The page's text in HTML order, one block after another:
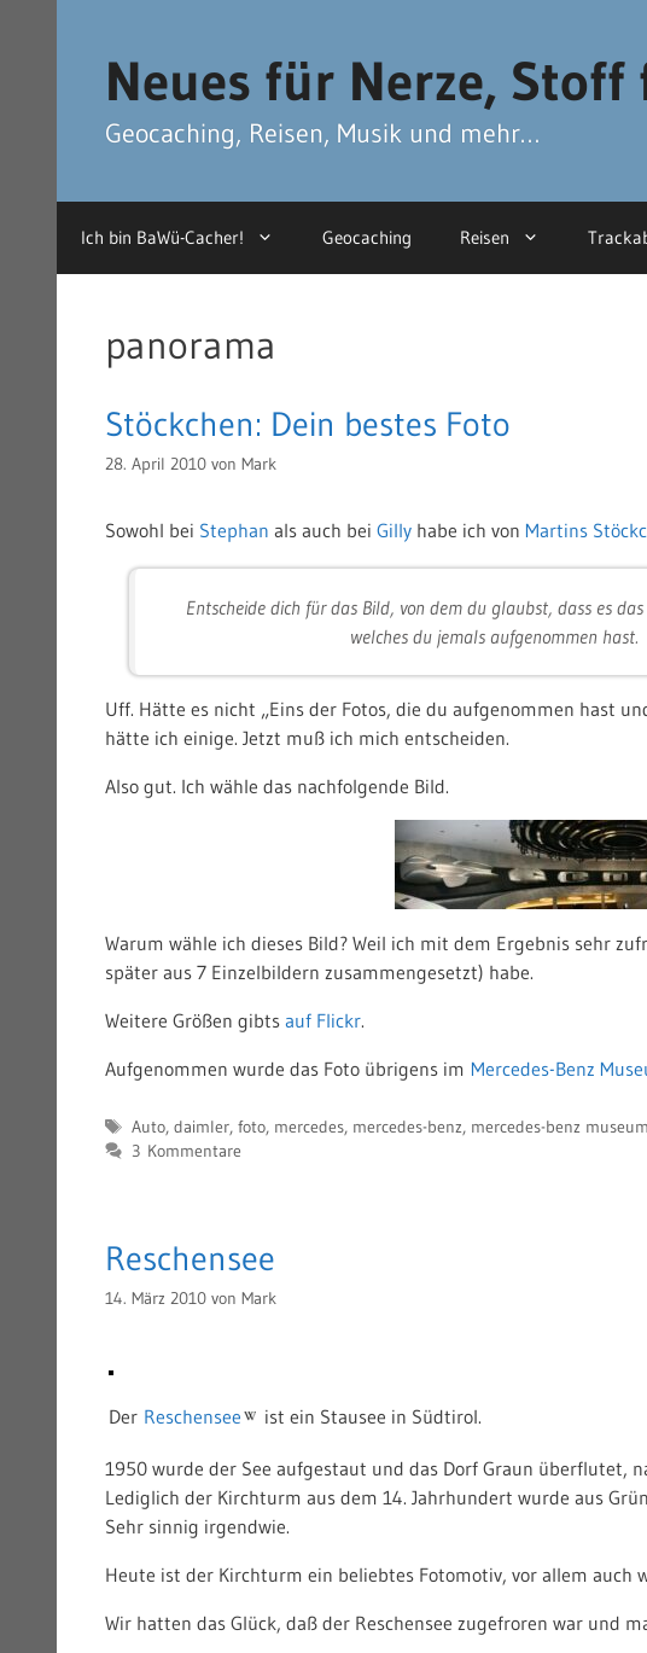
Neues für Nerze,
Geocaching, Reisen, Musik und mehr…
Ich bin BaWü-Cacher! Geocaching Reisen
panorama
Stöckchen: Dein bestes Foto
28. April 2010 von Mark
Sowohl bei Stephan als auch bei Gilly habe ich von Martins
Entscheide dich für das Bild, von dem du glaubst, dass es
welches du jemals aufgenommen hast.
Uff. Hätte es nicht „Eins der Fotos, die du aufgenommen hast
hätte ich einige. Jetzt muß ich mich entscheiden.
Also gut. Ich wähle das nachfolgende Bild.
Warum wähle ich dieses Bild? Weil ich mit dem Ergebnis sehr
später aus 7 Einzelbildern zusammengesetzt) habe.
Weitere Größen gibts auf Flickr.
Aufgenommen wurde das Foto übrigens im Mercedes-Benz
Schlagwörter
Auto, daimler, foto, mercedes, mercedes-benz, mercedes-benz museum
3 Kommentare
Reschensee
14. März 2010 von Mark
Der Reschensee ist ein Stausee in Südtirol.
1950 wurde der See aufgestaut und das Dorf Graun überflutet,
Lediglich der Kirchturm aus dem 14. Jahrhundert wurde aus
Sehr sinnig irgendwie.
Heute ist der Kirchturm ein beliebtes Fotomotiv, vor allem auch
Wir hatten das Glück, daß der Reschensee zugefroren war und